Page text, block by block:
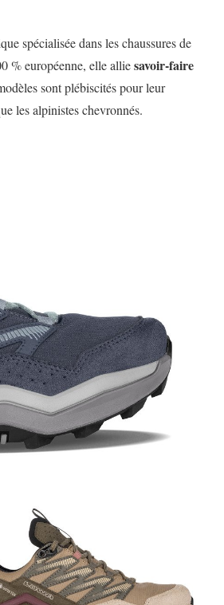
spécialisée dans les chaussures de
% européenne, elle alliesavoir-faire
sont plébiscités pour leur
les alpinistes chevronnés.